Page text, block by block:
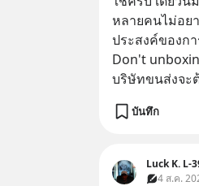
หลายคนไม่อย
ประสงค์ของก
Don't
บริษัทขนส่งจะ
บันทึก
Luck K. L-
4 ส.ค.